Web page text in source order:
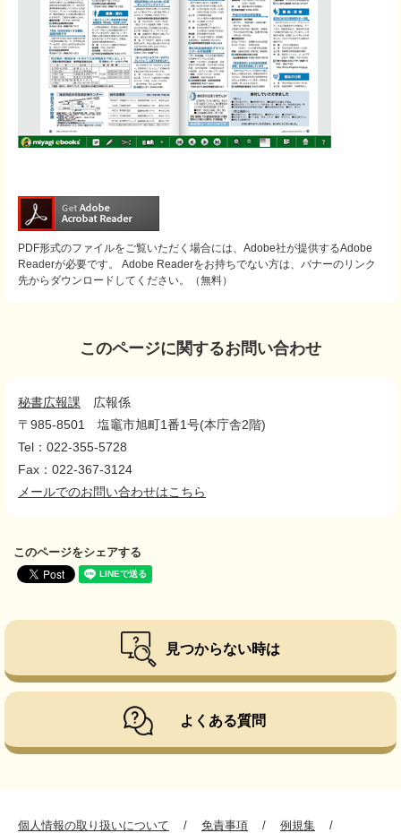
PDF形式のファイルをご覧いただく場合には、Adobe社が提供するAdobe
Readerが必要です。
Adobe Readerをお持ちでない方は、バナーのリンク
先からダウンロードしてください。（無料）
このページに関するお問い合わせ
秘書広報課
広報係
〒985-8501
塩竈市旭町1番1号(本庁舎2階)
Tel：022-355-5728
Fax：022-367-3124
メールでのお問い合わせはこちら
このページをシェアする
見つからない時は
よくある質問
個人情報の取り扱いについて 免責事項 例規集